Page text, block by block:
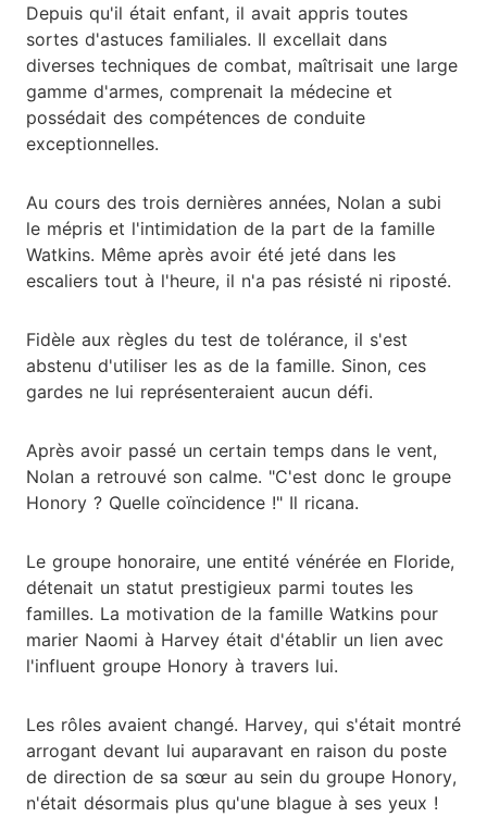
Depuis qu'il était enfant, il avait appris toutes
sortes d'astuces familiales. Il excellait dans
diverses techniques de combat, maîtrisait une large
gamme d'armes, comprenait la médecine et
possédait des compétences de conduite
exceptionnelles.
Au cours des trois dernières années, Nolan a subi
le mépris et l'intimidation de la part de la famille
Watkins. Même après avoir été jeté dans les
escaliers tout à l'heure, il n'a pas résisté ni riposté.
Fidèle aux règles du test de tolérance, il s'est
abstenu d'utiliser les as de la famille. Sinon, ces
gardes ne lui représenteraient aucun défi.
Après avoir passé un certain temps dans le vent,
Nolan a retrouvé son calme. "C'est donc le groupe
Honory ? Quelle coïncidence !" Il ricana.
Le groupe honoraire, une entité vénérée en Floride,
détenait un statut prestigieux parmi toutes les
familles. La motivation de la famille Watkins pour
marier Naomi à Harvey était d'établir un lien avec
l'influent groupe Honory à travers lui.
Les rôles avaient changé. Harvey, qui s'était montré
arrogant devant lui auparavant en raison du poste
de direction de sa sœur au sein du groupe Honory,
n'était désormais plus qu'une blague à ses yeux !